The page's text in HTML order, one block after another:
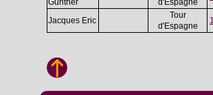
Gunther
d'Espagne
Jacques Eric
Tour
d'Espagne